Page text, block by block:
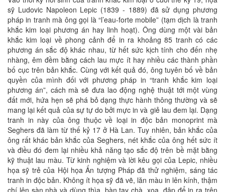
sỹ Ludovic Napoleon Lepic (1839 - 1889) đã sử dụng phương
pháp in tranh mà ông gọi là “l’eau-forte mobile” (tạm dịch là tranh
khắc kim loại phương án hay linh hoạt). Ông dùng một vài bản
khắc kim loại về phong cảnh để in ra khoảng 85 tranh có các
phương án sắc độ khác nhau, từ hết sức kịch tính cho đến nhẹ
nhàng, êm đềm bằng cách lau mực ít hay nhiều các thành phần
bố cục trên bản khắc. Cùng với kết quả đó, ông tuyên bố về bản
quyền của mình đối với phương pháp in “tranh khắc kim loại
phương án”, cách mà sẽ đưa lao động nghệ thuật tới một vùng
đất mới, hứa hẹn sẽ phá bỏ dạng thực hành thông thường và sẽ
mang lại kết quả của sự tự do bởi mực in và giẻ lau đem lại. Dạng
tranh in này của ông thuộc về loại in độc bản monoprint mà
Seghers đã làm từ thế kỷ 17 ở Hà Lan. Tuy nhiên, bản khắc của
ông rất khác bản khắc của Seghers, nét khắc của ông hết sức ít
và điều đó đem lại nhiều khả năng tạo sắc độ trên bề mặt bằng
kỹ thuật lau màu. Từ kinh nghiệm và lời kêu gọi của Lepic, nhiều
họa sỹ trẻ của Hội họa Ấn tượng Pháp đã thử nghiệm, sáng tác
tranh in độc bản. Không ít họa sỹ đã vẽ, lăn màu in lên kính, thậm
chí lên sàn nhà và dùng thìa, bàn tay chà, xoa, đập để in ra trên